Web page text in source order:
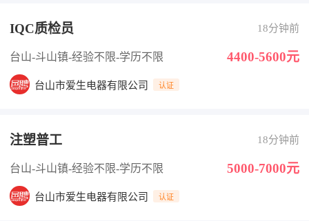
IQC质检员 18分钟前
台山-斗山镇-经验不限-学历不限 4400-5600元
台山市爱生电器有限公司 认证
注塑普工 18分钟前
台山-斗山镇-经验不限-学历不限 5000-7000元
台山市爱生电器有限公司 认证